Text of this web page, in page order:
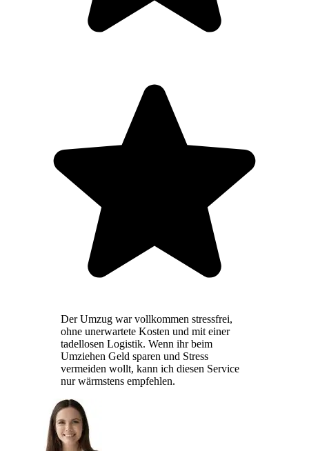
Der Umzug war vollkommen stressfrei,
ohne unerwartete Kosten und mit einer
tadellosen Logistik. Wenn ihr beim
Umziehen Geld sparen und Stress
vermeiden wollt, kann ich diesen Service
nur wärmstens empfehlen.